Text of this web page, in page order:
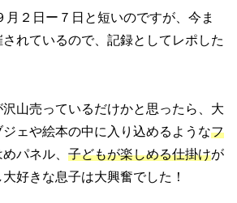
月２日ー７日と短いのですが、今ま
れているので、記録としてレポした
山売っているだけかと思ったら、大
ェや絵本の中に入り込めるようなフ
パネル、 子どもが楽しめる仕掛けが
好きな息子は大興奮でした！